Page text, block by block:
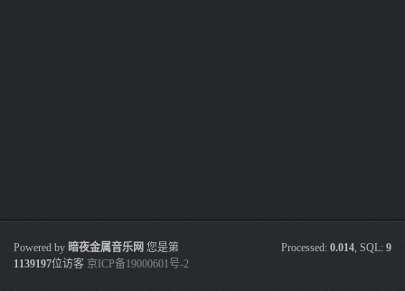
Powered by 暗夜金属音乐网 您是第
1139197位访客 京ICP备19000601号-2
Processed: 0.014, SQL: 9